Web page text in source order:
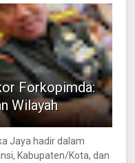
Forkopimda:
Wilayah
Jaya hadir dalam
Kabupaten/Kota, dan